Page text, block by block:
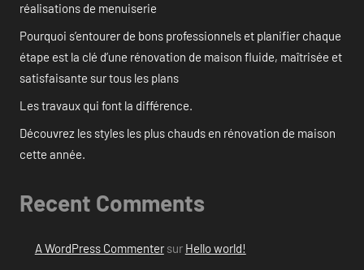
réalisations de menuiserie
Pourquoi s’entourer de bons professionnels et planifier chaque
étape est la clé d’une rénovation de maison fluide, maîtrisée et
satisfaisante sur tous les plans
Les travaux qui font la différence.
Découvrez les styles les plus chauds en rénovation de maison
cette année.
Recent Comments
A WordPress Commentersur Hello world!